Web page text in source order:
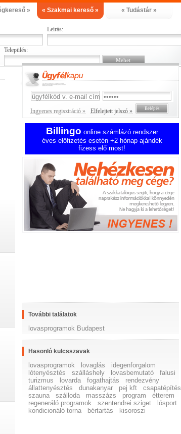
» « Szakmai kereső » « Tudástár »
Leírás:
Település:
Ingyenes regisztráció » Elfelejtett jelszó »
Billingo online számlázó rendszer
éves előfizetés esetén +2 hónap ajándék
fizess elő most!
További találatok
lovasprogramok Budapest
Hasonló kulcsszavak
lovasprogramok lovaglás
idegenforgalom
lótenyésztés
szálláshely lovasbemutató
falusi
turizmus
lovarda fogathajtás
rendezvény
állattenyésztés
dunakanyar pej kft
csapatépítés
szauna
szálloda masszázs program
étterem
regeneráló programok
szentendrei sziget
lósport
kondicionáló torna
bértartás kisoroszi